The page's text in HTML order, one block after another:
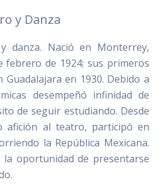
y Danza
danza. Nació en Monterrey,
febrero de 1924; sus primeros
en 1930. Debido a
desempeñó infinidad de
de seguir estudiando. Desde
afición al teatro, participó en
la República Mexicana.
la oportunidad de presentarse